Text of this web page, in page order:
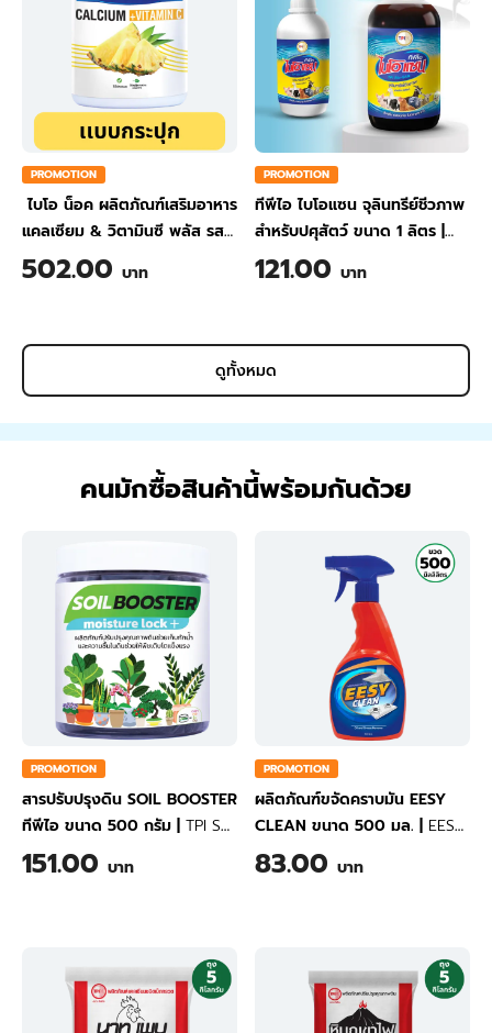
PROMOTION
ไบโอ น็อค ผลิตภัณฑ์เสริมอาหาร
แคลเซียม & วิตามินซี พลัส รส
สับปะรด ขนาด 200 กรัม
502.00 บาท
PROMOTION
ทีพีไอ ไบโอแซน จุลินทรีย์ชีวภาพ
สำหรับปศุสัตว์ ขนาด 1 ลิตร
TPI BIO-SAN Organic
Wastewater Treatment for
121.00 บาท
ดูทั้งหมด
คนมักซื้อสินค้านี้พร้อมกันด้วย
PROMOTION
สารปรับปรุงดิน SOIL BOOSTER
ทีพีไอ ขนาด 500 กรัม | TPI Soil
Conditioner SOIL BOOSTER
MOISTURE LOCK 500 Gram
151.00 บาท
PROMOTION
ผลิตภัณฑ์ขจัดคราบมัน EESY
CLEAN ขนาด 500 มล. | EESY
CLEAN Oil and Grease
Remover 500 ml
83.00 บาท